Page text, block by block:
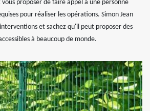
proposer de faire appel à une personne
pour réaliser les opérations. Simon Jean
et sachez qu'il peut proposer des
à beaucoup de monde.